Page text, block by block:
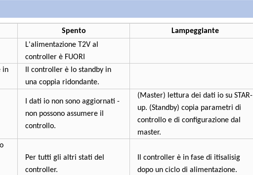
Spento Lampeggiante
L'alimentazione T2V al
controller è FUORI
in
Il controller è lo standby in
una coppia ridondante.
I dati io non sono aggiornati -
non possono assumere il
controllo.
(Master) lettura dei dati io su STAR-
up. (Standby) copia parametri di
controllo e di configurazione dal
master.
Per tutti gli altri stati del
controller.
Il controller è in fase di itisalisig
dopo un ciclo di alimentazione.